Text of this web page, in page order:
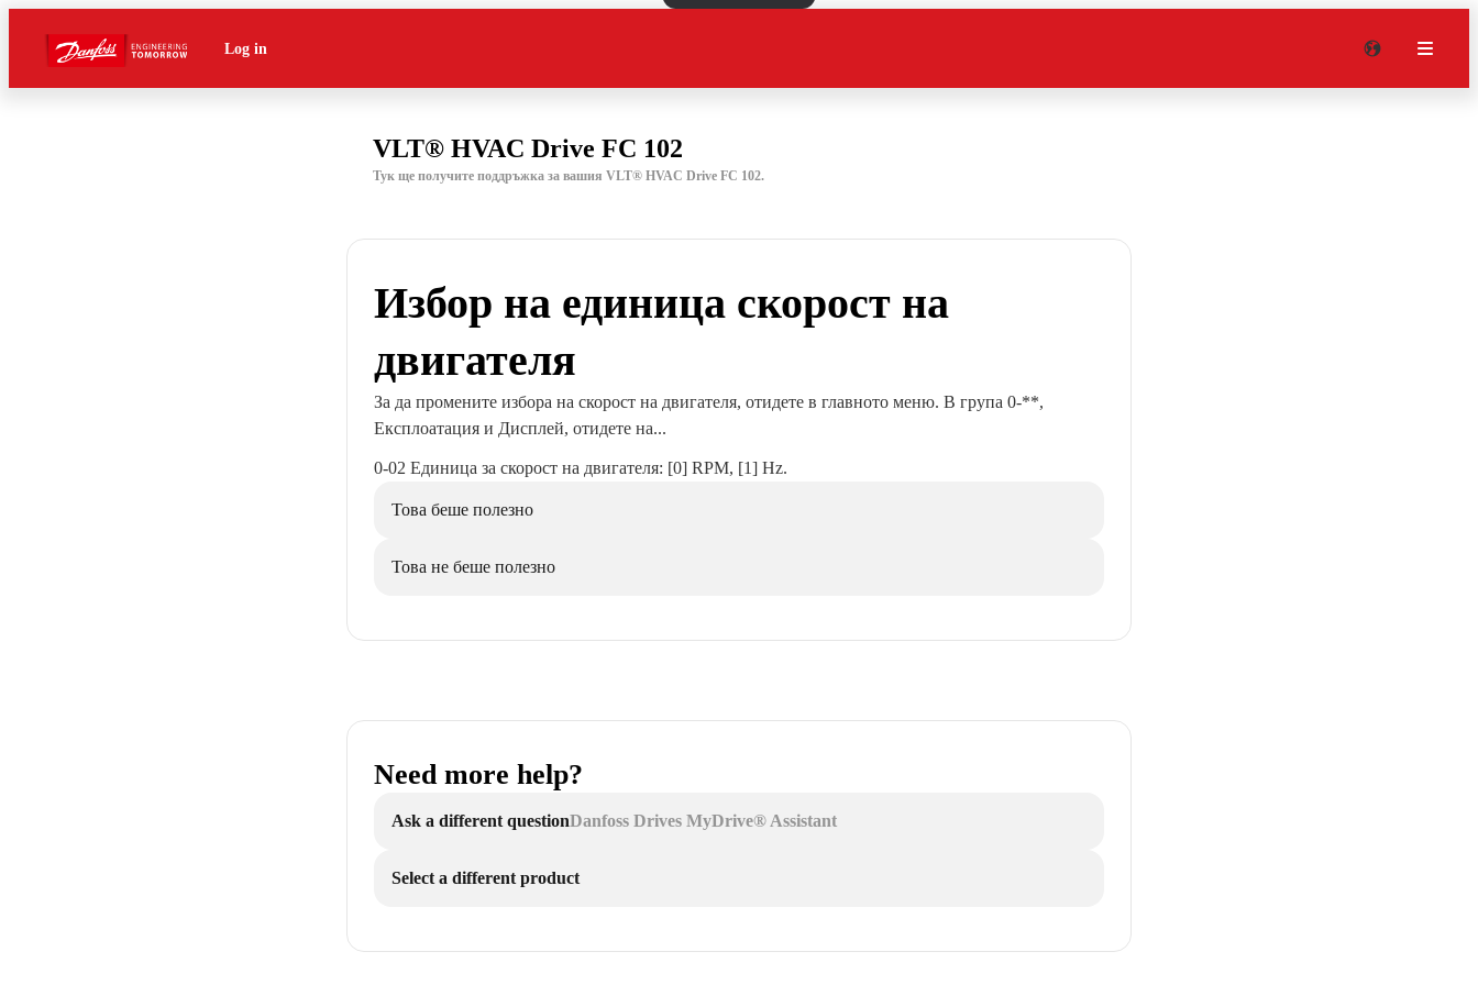
Log in
VLT® HVAC Drive FC 102
Тук ще получите поддръжка за вашия VLT® HVAC Drive FC 102.
Избор на единица скорост на
двигателя
За да промените избора на скорост на двигателя, отидете в главното меню. В група 0-**,
Експлоатация и Дисплей, отидете на...
0-02 Единица за скорост на двигателя: [0] RPM, [1] Hz.
Това беше полезно
Това не беше полезно
Need more help?
Ask a different questionDanfoss Drives MyDrive® Assistant
Select a different product